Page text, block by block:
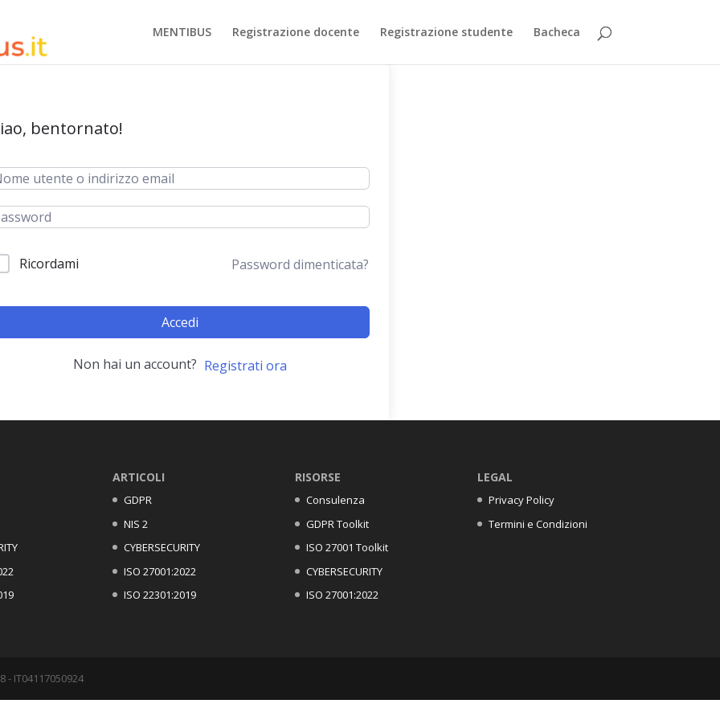
MENTIBUS Registrazione docente Registrazione studente Bacheca
bentornato!
Ricordami Password dimenticata?
Accedi
Non hai un account? Registrati ora
ARTICOLI
GDPR
NIS 2
CYBERSECURITY
ISO 27001:2022
ISO 22301:2019
RISORSE
Consulenza
GDPR Toolkit
ISO 27001 Toolkit
CYBERSECURITY
ISO 27001:2022
LEGAL
Privacy Policy
Termini e Condizioni
- IT04117050924